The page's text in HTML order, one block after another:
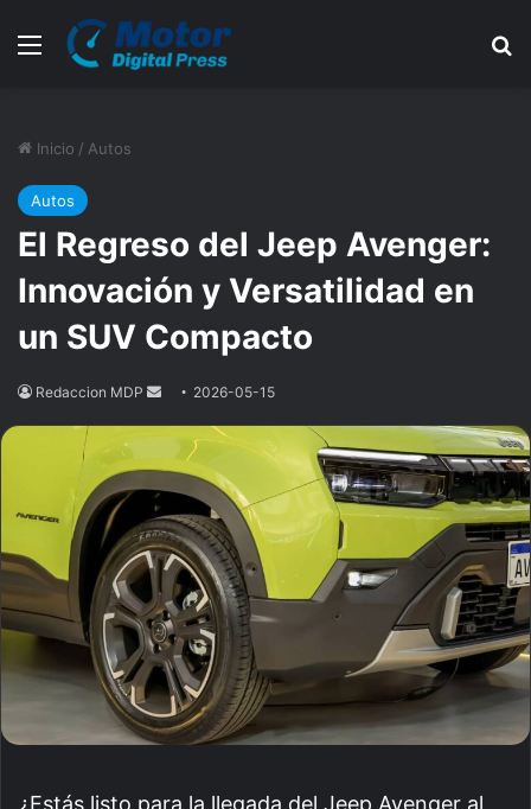
Menú
Inicio / Autos
Autos
El Regreso del Jeep Avenger:
Innovación y Versatilidad en
un SUV Compacto
Redaccion MDP
Send
email
2026-05-15
¿Estás listo para la llegada del Jeep Avenger al